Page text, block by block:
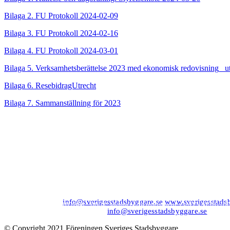
Bilaga 2. FU Protokoll 2024-02-09
Bilaga 3. FU Protokoll 2024-02-16
Bilaga 4. FU Protokoll 2024-03-01
Bilaga 5. Verksamhetsberättelse 2023 med ekonomisk redovisning_
Bilaga 6. ResebidragUtrecht
Bilaga 7. Sammanställning för 2023
Tel: 08−20 19 85info@sverigesstadsbyggare.se
Organisationsnr: 802001−8001 Momsregistreringsnr (VAT)
Bank: Nordea Bankgiro: 561−1835 Plusgiro: 1172−6 IBAN: SE80
info@sverigesstadsbyggare.se
© Copyright 2021 Föreningen Sveriges Stadsbyggare